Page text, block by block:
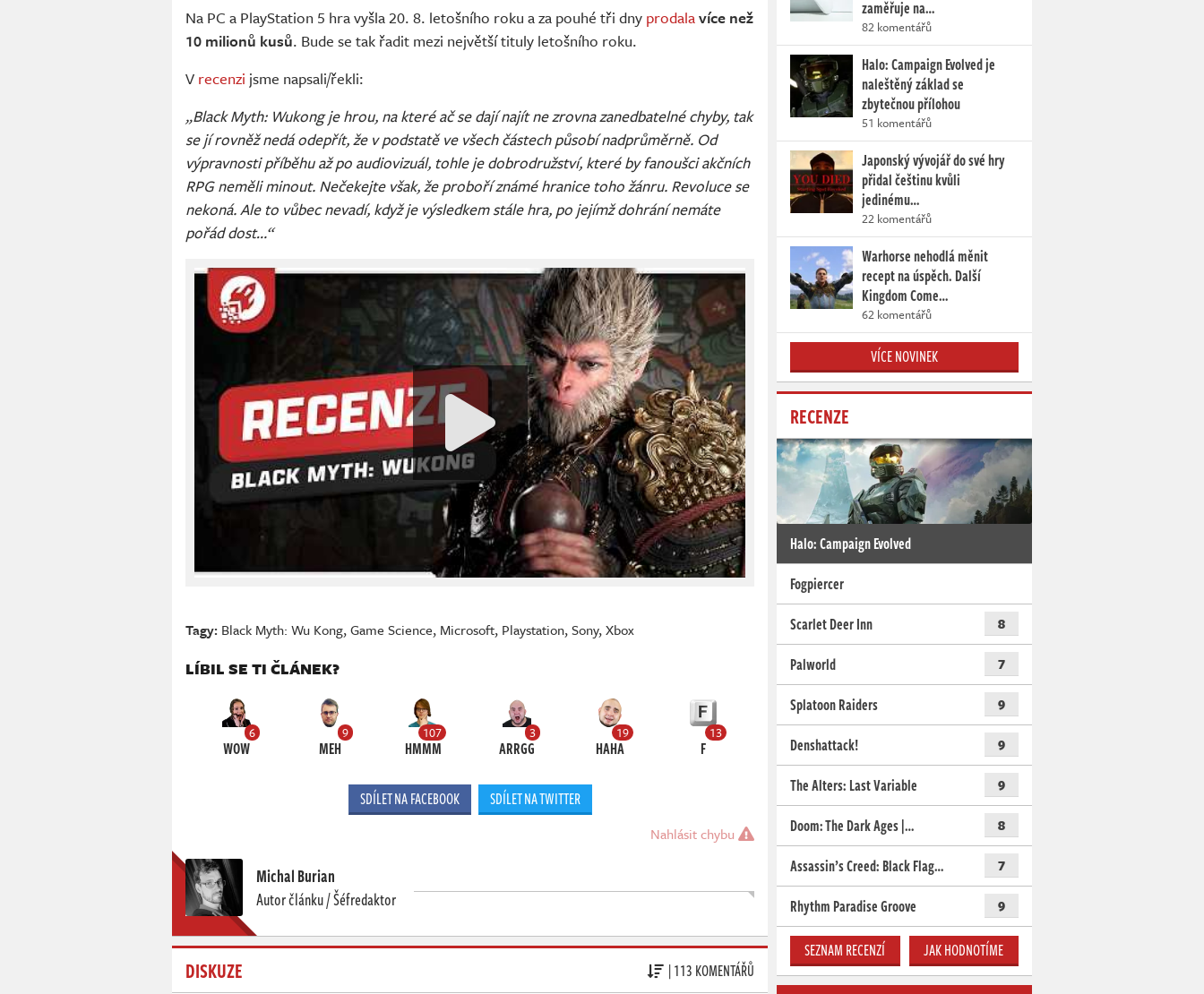
Na PC a PlayStation 5 hra vyšla 20. 8. letošního roku a za pouhé tři dny prodalavíce než
10 milionů kusů. Bude se tak řadit mezi největší tituly letošního roku.
V recenzi jsme napsali/řekli:
„Black Myth: Wukong je hrou, na které ač se dají najít ne zrovna zanedbatelné chyby, tak
se jí rovněž nedá odepřít, že v podstatě ve všech částech působí nadprůměrně. Od
výpravnosti příběhu až po audiovizuál, tohle je dobrodružství, které by fanoušci akčních
RPG neměli minout. Nečekejte však, že proboří známé hranice toho žánru. Revoluce se
nekoná. Ale to vůbec nevadí, když je výsledkem stále hra, po jejímž dohrání nemáte
pořád dost…“
Tagy: Black Myth: Wu Kong,Game Science, Microsoft, Playstation,Sony,Xbox
LÍBIL SE TI ČLÁNEK?
6
WOW
9
MEH
107
HMMM
3
ARRGG
19
HAHA
13
F
SDÍLET NA FACEBOOK SDÍLET NA TWITTER
Nahlásit chybu
Michal Burian
Autor článku / Šéfredaktor
DISKUZE | 113 KOMENTÁŘŮ
zaměřuje na…
82 komentářů
Halo: Campaign Evolved je
naleštěný základ se
zbytečnou přílohou
51 komentářů
Japonský vývojář do své hry
přidal češtinu kvůli
jedinému…
22 komentářů
Warhorse nehodlá měnit
recept na úspěch. Další
Kingdom Come…
62 komentářů
VÍCE NOVINEK
RECENZE
Halo: Campaign Evolved
Fogpiercer
Scarlet Deer Inn
8
Palworld 7
Splatoon Raiders 9
Denshattack! 9
The Alters: Last Variable 9
Doom: The Dark Ages |… 8
Assassin’s Creed: Black Flag… 7
Rhythm Paradise Groove 9
SEZNAM RECENZÍ JAK HODNOTÍME